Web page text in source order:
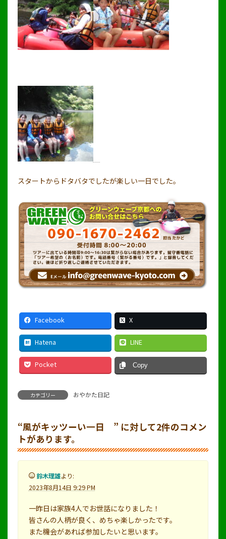
スタートからドタバタでしたが楽しい一日でした。
Facebook X
Hatena LINE
Pocket Copy
カテゴリー おやかた日記
“風がキッツーい一日 ” に対して2件のコメン
トがあります。
鈴木理雄より:
2023年8月14日 9:29 PM
一昨日は家族4人でお世話になりました！
皆さんの人柄が良く、めちゃ楽しかったです。
また機会があれば参加したいと思います。